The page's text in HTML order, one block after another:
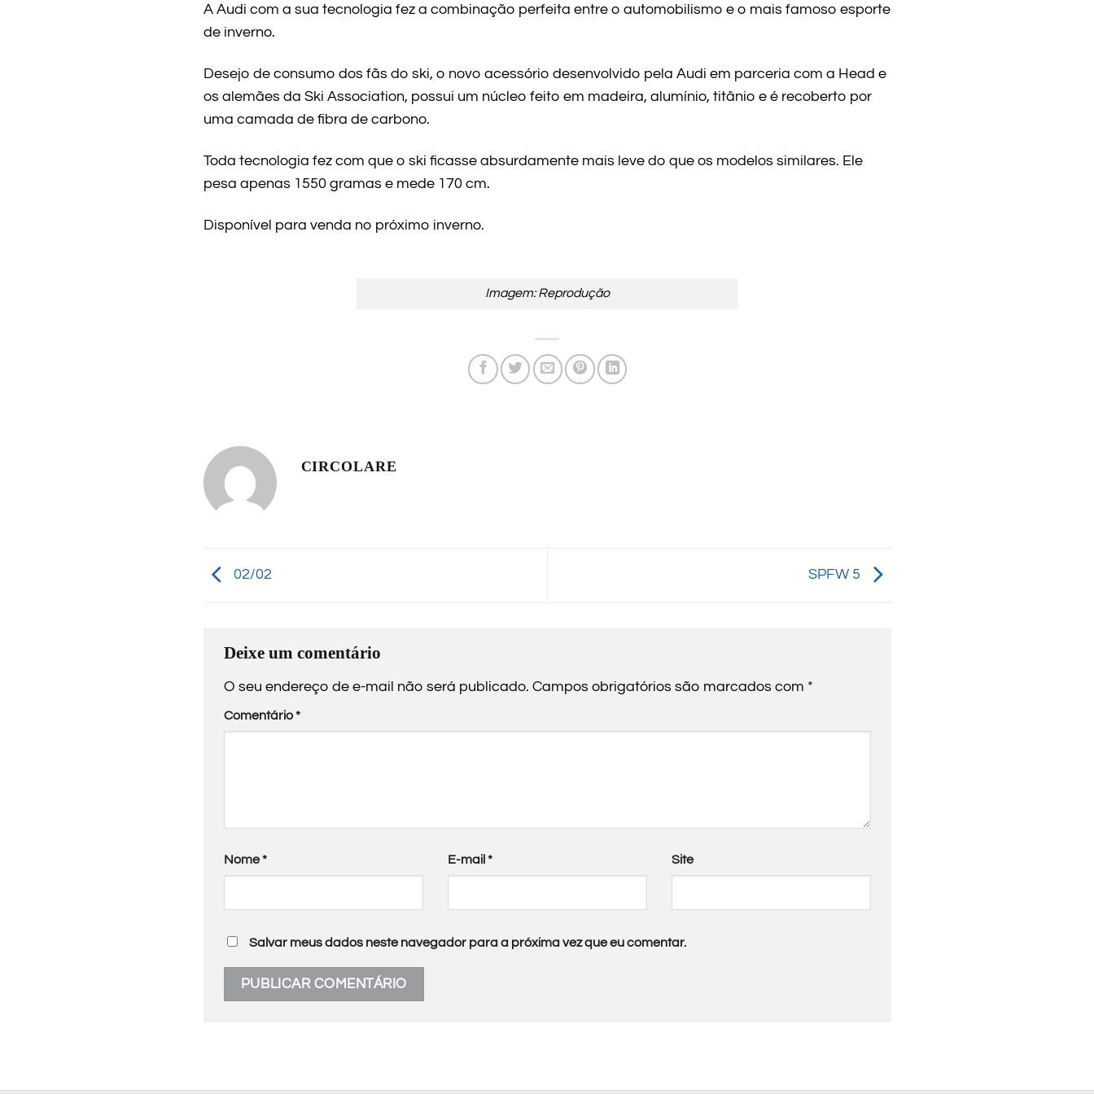
A Audi com a sua tecnologia fez a combinação perfeita entre o automobilismo e o mais famoso esporte
de inverno.
Desejo de consumo dos fãs do ski, o novo acessório desenvolvido pela Audi em parceria com a Head e
os alemães da Ski Association, possui um núcleo feito em madeira, alumínio, titânio e é recoberto por
uma camada de fibra de carbono.
Toda tecnologia fez com que o ski ficasse absurdamente mais leve do que os modelos similares. Ele
pesa apenas 1550 gramas e mede 170 cm.
Disponível para venda no próximo inverno.
Imagem: Reprodução
CIRCOLARE
02/02 SPFW 5
Deixe um comentário
O seu endereço de e-mail não será publicado. Campos obrigatórios são marcados com *
Comentário*
Nome* E-mail * Site
Salvar meus dados neste navegador para a próxima vez que eu comentar.